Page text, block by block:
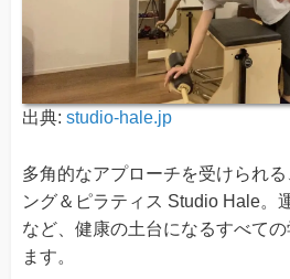
出典: studio-hale.jp
多角的なアプローチを受けられ
ング＆ピラティス Studio Hale。
など、健康の土台になるすべて
ます。